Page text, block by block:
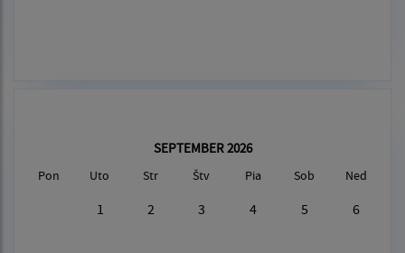
SEPTEMBER 2026
Pon Uto Str Štv Pia Sob Ned
1 2 3 4 5 6